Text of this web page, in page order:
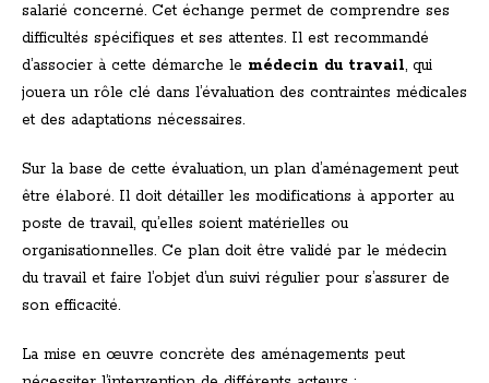
salarié concerné. Cet échange permet de comprendre ses
difficultés spécifiques et ses attentes. Il est recommandé
d’associer à cette démarche le médecin du travail, qui
jouera un rôle clé dans l’évaluation des contraintes médicales
et des adaptations nécessaires.
Sur la base de cette évaluation, un plan d’aménagement peut
être élaboré. Il doit détailler les modifications à apporter au
poste de travail, qu’elles soient matérielles ou
organisationnelles. Ce plan doit être validé par le médecin
du travail et faire l’objet d’un suivi régulier pour s’assurer de
son efficacité.
La mise en œuvre concrète des aménagements peut